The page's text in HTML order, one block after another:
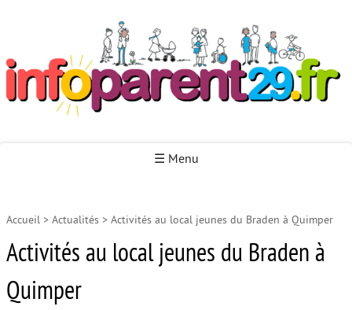
☰ Menu
Accueil
Autour de la naissance
Accueil > Actualités > Activités au local jeunes du Braden à Quimper
Activités au local jeunes du Braden à
Quimper